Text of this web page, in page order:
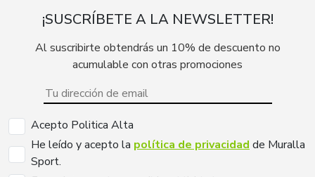
¡SUSCRÍBETE A LA NEWSLETTER!
Al suscribirte obtendrás un 10% de descuento no
acumulable con otras promociones
Acepto Politica Alta
He leído y acepto la política de privacidad de Muralla
Sport.